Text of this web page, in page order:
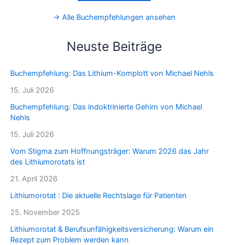
→ Alle Buchempfehlungen ansehen
Neuste Beiträge
Buchempfehlung: Das Lithium-Komplott von Michael Nehls
15. Juli 2026
Buchempfehlung: Das indoktrinierte Gehirn von Michael
Nehls
15. Juli 2026
Vom Stigma zum Hoffnungsträger: Warum 2026 das Jahr
des Lithiumorotats ist
21. April 2026
Lithiumorotat : Die aktuelle Rechtslage für Patienten
25. November 2025
Lithiumorotat & Berufsunfähigkeitsversicherung: Warum ein
Rezept zum Problem werden kann